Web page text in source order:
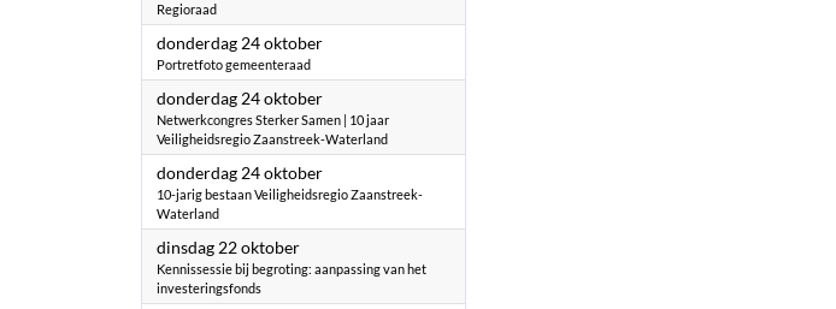
Regioraad
donderdag 24 oktober2024
Portretfoto gemeenteraad
donderdag 24 oktober2024
Netwerkcongres Sterker Samen | 10 jaar
Veiligheidsregio Zaanstreek-Waterland
donderdag 24 oktober2024
10-jarig bestaan Veiligheidsregio Zaanstreek-
Waterland
dinsdag 22 oktober2024
Kennissessie bij begroting: aanpassing van het
investeringsfonds